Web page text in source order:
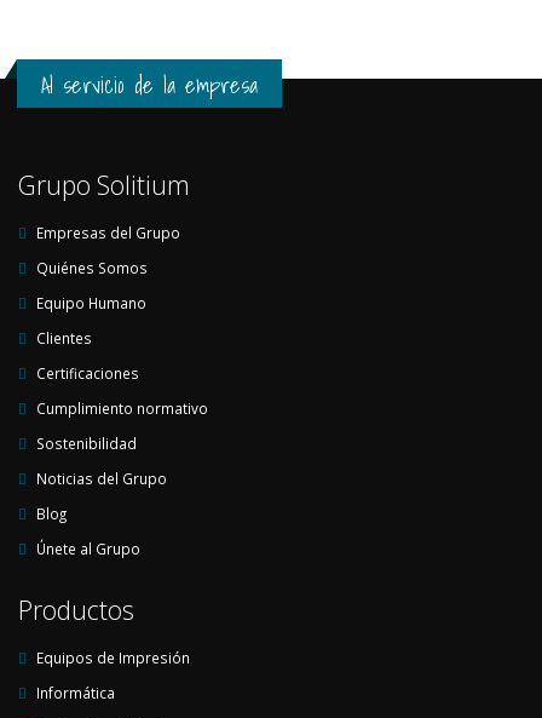
Al servicio de la empresa
Grupo Solitium
Empresas del Grupo
Quiénes Somos
Equipo Humano
Clientes
Certificaciones
Cumplimiento normativo
Sostenibilidad
Noticias del Grupo
Blog
Únete al Grupo
Productos
Equipos de Impresión
Informática